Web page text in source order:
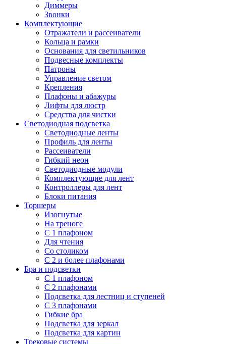
Диммеры
Звонки
Комплектующие
Отражатели и рассеиватели
Кольца и рамки
Основания для светильников
Подвесные комплекты
Патроны
Управление светом
Крепления
Плафоны и абажуры
Лифты для люстр
Средства для чистки
Светодиодная подсветка
Светодиодные ленты
Профиль для ленты
Рассеиватели
Гибкий неон
Светодиодные модули
Комплектующие для лент
Контроллеры для лент
Блоки питания
Торшеры
Изогнутые
На треноге
С 1 плафоном
Для чтения
Со столиком
С 2 и более плафонами
Бра и подсветки
С 1 плафоном
С 2 плафонами
Подсветка для лестниц и ступеней
С 3 плафонами
Гибкие бра
Подсветка для зеркал
Подсветка для картин
Трековые системы